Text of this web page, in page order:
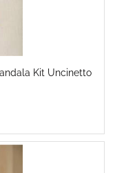
Kit Uncinetto